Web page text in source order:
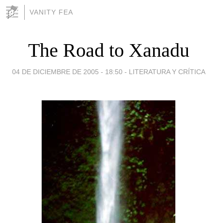
VANITY FEA
The Road to Xanadu
04 DE DICIEMBRE DE 2005 - 18:50 - LITERATURA Y CRÍTICA